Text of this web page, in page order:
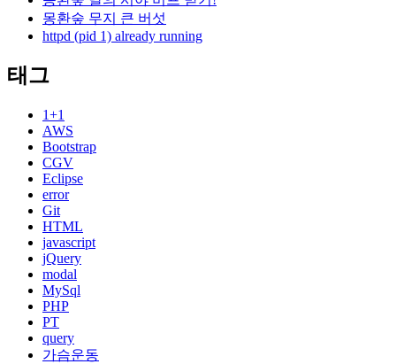
몽환숲 무지 큰 버섯
httpd (pid 1) already running
태그
1+1
AWS
Bootstrap
CGV
Eclipse
error
Git
HTML
javascript
jQuery
modal
MySql
PHP
PT
query
가슴운동